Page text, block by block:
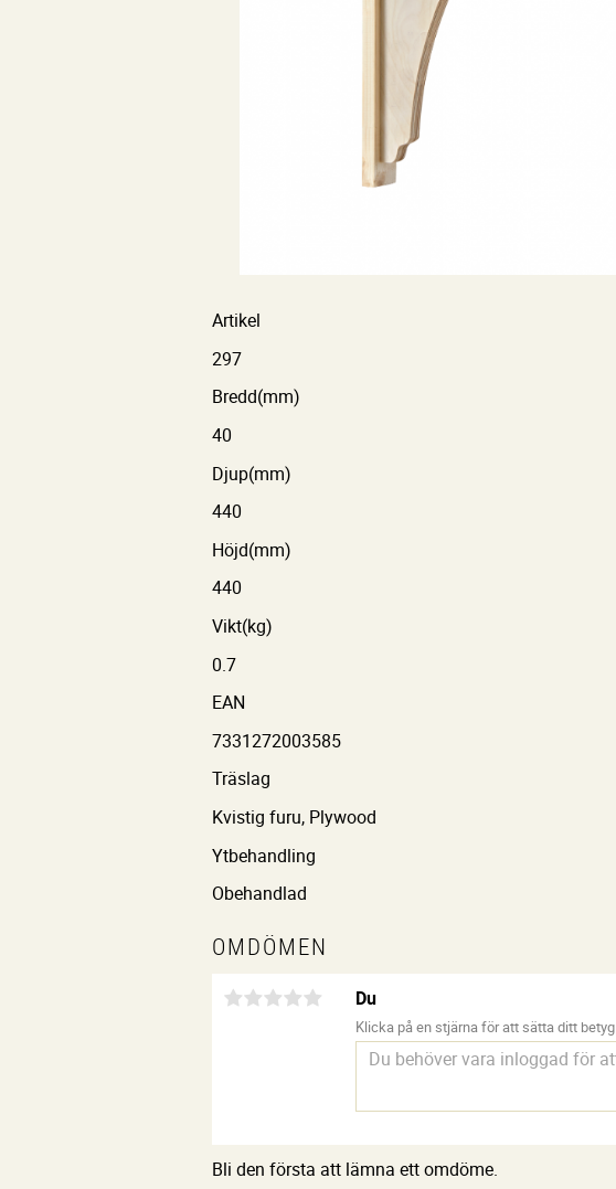
Artikel
297
Bredd(mm)
40
Djup(mm)
440
Höjd(mm)
440
Vikt(kg)
0.7
EAN
7331272003585
Träslag
Kvistig furu, Plywood
Ytbehandling
Obehandlad
OMDÖMEN
Du
Klicka på en stjärna för att sätta ditt betyg
Bli den första att lämna ett omdöme.